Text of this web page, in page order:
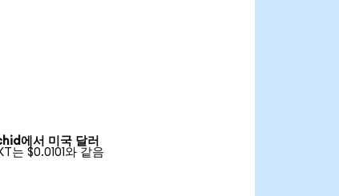
에서 미국 달러
는 $0.0101와 같음